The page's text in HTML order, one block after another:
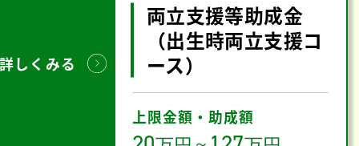
詳しくみる
両立支援等助成金
（出生時両立支援コ
ース）
上限金額・助成額